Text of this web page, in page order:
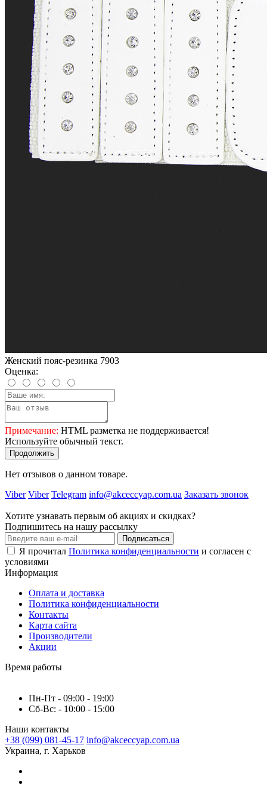
Женский пояс-резинка 7903
Оценка:
Примечание: HTML разметка не поддерживается!
Используйте обычный текст.
Продолжить
Нет отзывов о данном товаре.
Viber Viber Telegram info@akceccyap.com.ua Заказать звонок
Хотите узнавать первым об акциях и скидках?
Подпишитесь на нашу рассылку
Подписаться
Я прочитал Политика конфиденциальности и согласен с
условиями
Информация
Оплата и доставка
Политика конфиденциальности
Контакты
Карта сайта
Производители
Акции
Время работы
Пн-Пт - 09:00 - 19:00
Сб-Вс: - 10:00 - 15:00
Наши контакты
+38 (099) 081-45-17 info@akceccyap.com.ua
Украина, г. Харьков